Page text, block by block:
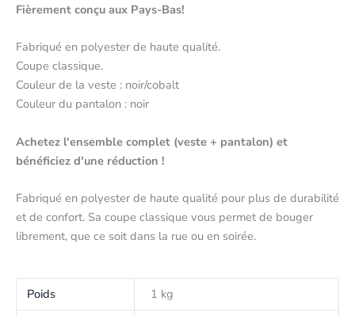
Fièrement conçu aux Pays-Bas!
Fabriqué en polyester de haute qualité.
Coupe classique.
Couleur de la veste : noir/cobalt
Couleur du pantalon : noir
Achetez l'ensemble complet (veste + pantalon) et
bénéficiez d'une réduction !
Fabriqué en polyester de haute qualité pour plus de durabilité
et de confort. Sa coupe classique vous permet de bouger
librement, que ce soit dans la rue ou en soirée.
Poids
1 kg